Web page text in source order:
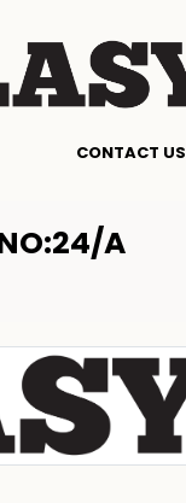
CONTACT US
A